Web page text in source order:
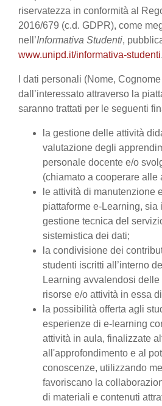
riservatezza in conformità al
2016/679 (c.d. GDPR), come
nell’Informativa Studenti,
www.unipd.it/informativa-studenti.
I dati personali (Nome,
dall’interessato attraverso la
saranno trattati per le seguenti
la gestione delle attività
valutazione degli
personale docente e/o
(chiamato a cooperare alle
le attività di manutenzione
piattaforme e-Learning, sia
gestione tecnica del
sistemistica dei dati;
la condivisione dei
studenti iscritti all’interno
Learning avvalendosi
risorse e/o attività in essa
la possibilità offerta agli
esperienze di e-learning
attività in aula, finalizzate
all'approfondimento e al
conoscenze, utilizzando
favoriscano la
di materiali e contenuti